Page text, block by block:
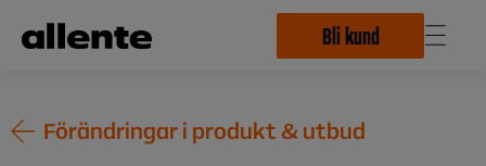
Bli kund
Förändringar i produkt & utbud